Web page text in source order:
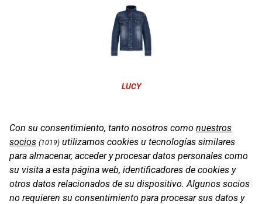
LUCY
Con su consentimiento, tanto nosotros como nuestros
socios (1019) utilizamos cookies u tecnologías similares
para almacenar, acceder y procesar datos personales como
su visita a esta página web, identificadores de cookies y
otros datos relacionados de su dispositivo. Algunos socios
no requieren su consentimiento para procesar sus datos y